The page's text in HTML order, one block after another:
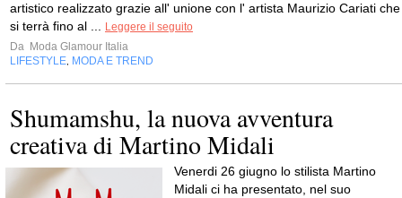
artistico realizzato grazie all' unione con l' artista Maurizio Cariati che
si terrà fino al ...
Leggere il seguito
Da Moda Glamour Italia
LIFESTYLE MODA E TREND
Shumamshu, la nuova avventura
creativa di Martino Midali
Venerdi 26 giugno lo stilista Martino
Midali ci ha presentato, nel suo